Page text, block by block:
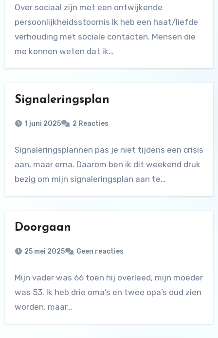
Over sociaal zijn met een ontwijkende
persoonlijkheidsstoornis Ik heb een haat/liefde
verhouding met sociale contacten. Mensen die
me kennen weten dat ik…
Signaleringsplan
1 juni 2025 2 Reacties
Signaleringsplannen pas je niet tijdens een crisis
aan, maar erna. Daarom ben ik dit weekend druk
bezig om mijn signaleringsplan aan te…
Doorgaan
25 mei 2025 Geen reacties
Mijn vader was 66 toen hij overleed, mijn moeder
was 53. Ik heb drie oma’s en twee opa’s oud zien
worden, maar…